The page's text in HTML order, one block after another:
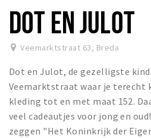
Zorgverzekering
Huisarts en eerste hulp
Q&A
KORTING
Breda Student Shop
Draai aan het rad!
DOT EN JULOT
Veemarktstraat 63, Breda
Dot en Julot, de gezelligste
Veemarktstraat waar je terecht
kleding tot en met maat 152.
veel cadeautjes voor jong en
zeggen "Het Koninkrijk der